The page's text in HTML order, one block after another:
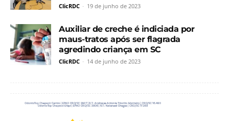
ClicRDC - 19 de junho de 2023
Auxiliar de creche é indiciada por
maus-tratos após ser flagrada
agredindo criança em SC
ClicRDC - 14 de junho de 2023